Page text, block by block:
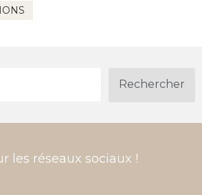
choisies
page
Rechercher
les réseaux sociaux !